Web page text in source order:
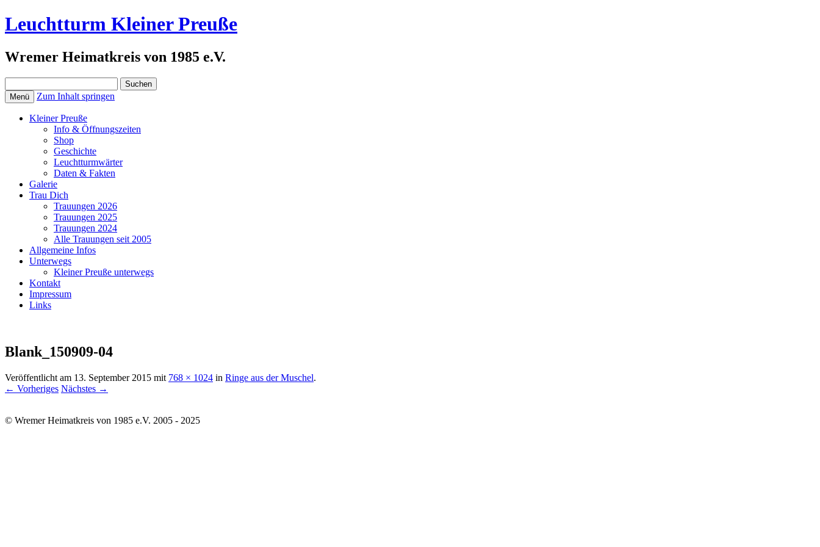
Leuchtturm Kleiner Preuße
Wremer Heimatkreis von 1985 e.V.
nach:
Menü Zum Inhalt springen
Kleiner Preuße
Info & Öffnungszeiten
Shop
Geschichte
Leuchtturmwärter
Daten & Fakten
Galerie
Trau Dich
Trauungen 2026
Trauungen 2025
Trauungen 2024
Alle Trauungen seit 2005
Allgemeine Infos
Unterwegs
Kleiner Preuße unterwegs
Kontakt
Impressum
Links
Blank_150909-04
Veröffentlicht am 13. September 2015 mit 768 × 1024 in Ringe aus der Muschel.
← Vorheriges Nächstes →
© Wremer Heimatkreis von 1985 e.V. 2005 - 2025